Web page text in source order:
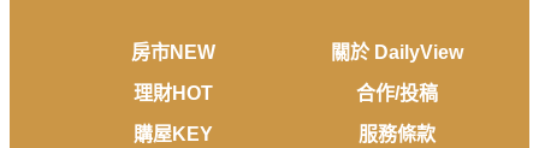
房市NEW
理財HOT
購屋KEY
關於 DailyView
合作/投稿
服務條款